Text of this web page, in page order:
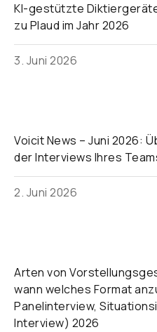
KI-gestützte
zu Plaud im Jahr 2026
3. Juni 2026
Voicit News – Juni 2026:
der Interviews Ihres
2. Juni 2026
Arten von
wann welches Format
Panelinterview,
Interview) 2026